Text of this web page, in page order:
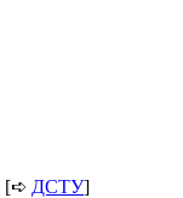
[➪ ДСТУ]